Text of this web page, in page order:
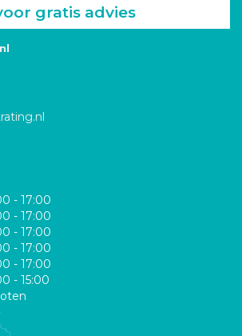
gratis advies
- 17:00
- 17:00
- 17:00
- 17:00
- 17:00
- 15:00